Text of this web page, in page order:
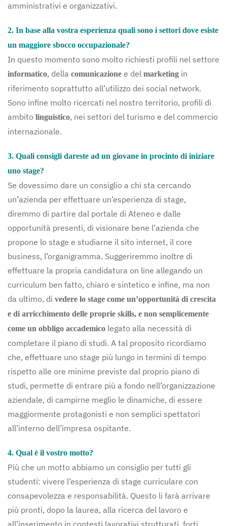
amministrativi e organizzativi.
2. In base alla vostra esperienza quali sono i settori dove esiste
un maggiore sbocco occupazionale?
In questo momento sono molto richiesti profili nel settore
informatico, della comunicazione e del marketing in
riferimento soprattutto all’utilizzo dei social network.
Sono infine molto ricercati nel nostro territorio, profili di
ambito linguistico, nei settori del turismo e del commercio
internazionale.
3. Quali consigli dareste ad un giovane in procinto di iniziare
uno stage?
Se dovessimo dare un consiglio a chi sta cercando
un’azienda per effettuare un’esperienza di stage,
diremmo di partire dal portale di Ateneo e dalle
opportunità presenti, di visionare bene l’azienda che
propone lo stage e studiarne il sito internet, il core
business, l’organigramma. Suggeriremmo inoltre di
effettuare la propria candidatura on line allegando un
curriculum ben fatto, chiaro e sintetico e infine, ma non
da ultimo, di vedere lo stage come un’opportunità di crescita
e di arricchimento delle proprie skills, e non semplicemente
come un obbligo accademico legato alla necessità di
completare il piano di studi. A tal proposito ricordiamo
che, effettuare uno stage più lungo in termini di tempo
rispetto alle ore minime previste dal proprio piano di
studi, permette di entrare più a fondo nell’organizzazione
aziendale, di campirne meglio le dinamiche, di essere
maggiormente protagonisti e non semplici spettatori
all’interno dell’impresa ospitante.
4. Qual è il vostro motto?
Più che un motto abbiamo un consiglio per tutti gli
studenti: vivere l’esperienza di stage curriculare con
consapevolezza e responsabilità. Questo li farà arrivare
più pronti, dopo la laurea, alla ricerca del lavoro e
all’inserimento in contesti lavorativi strutturati, forti